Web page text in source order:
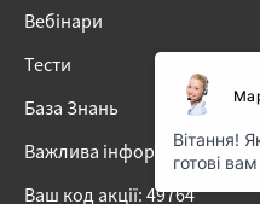
Вебінари
Тести
База Знань
Важлива інформація про
Ваш код акції: 49764